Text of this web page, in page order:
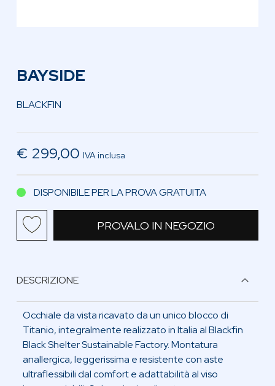
BAYSIDE
BLACKFIN
€ 299,00 IVA inclusa
DISPONIBILE PER LA PROVA GRATUITA
PROVALO IN NEGOZIO
DESCRIZIONE
Occhiale da vista ricavato da un unico blocco di
Titanio, integralmente realizzato in Italia al Blackfin
Black Shelter Sustainable Factory. Montatura
anallergica, leggerissima e resistente con aste
ultraflessibili dal comfort e adattabilità al viso